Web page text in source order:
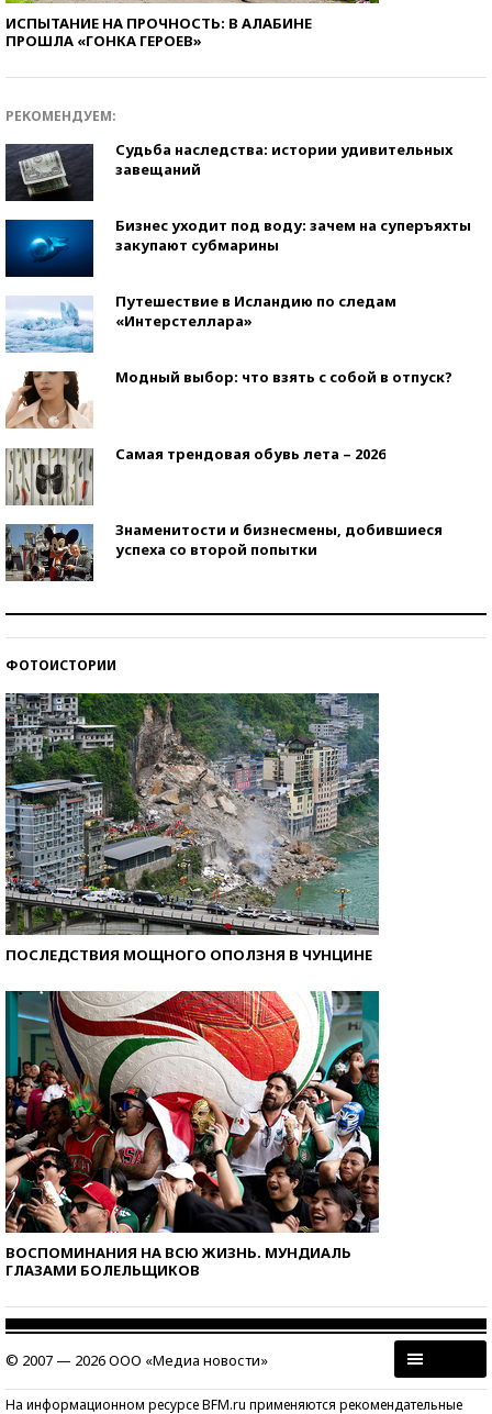
ИСПЫТАНИЕ НА ПРОЧНОСТЬ: В АЛАБИНЕ
ПРОШЛА «ГОНКА ГЕРОЕВ»
РЕКОМЕНДУЕМ:
Судьба наследства: истории удивительных
завещаний
Бизнес уходит под воду: зачем на суперъяхты
закупают субмарины
Путешествие в Исландию по следам
«Интерстеллара»
Модный выбор: что взять с собой в отпуск?
Самая трендовая обувь лета – 2026
Знаменитости и бизнесмены, добившиеся
успеха со второй попытки
ФОТОИСТОРИИ
ПОСЛЕДСТВИЯ МОЩНОГО ОПОЛЗНЯ В ЧУНЦИНЕ
ВОСПОМИНАНИЯ НА ВСЮ ЖИЗНЬ. МУНДИАЛЬ
ГЛАЗАМИ БОЛЕЛЬЩИКОВ
© 2007 — 2026 ООО «Медиа новости»
На информационном ресурсе BFM.ru применяются рекомендательные